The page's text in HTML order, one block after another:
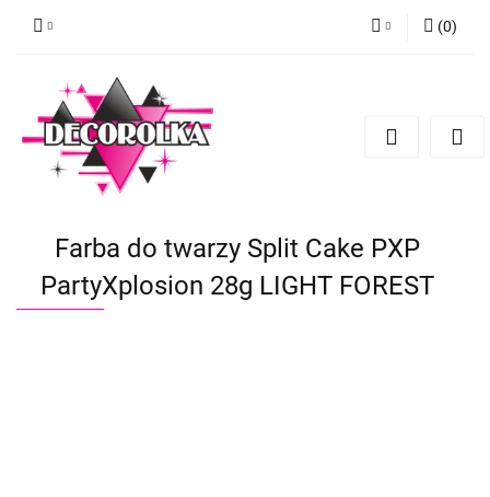
Dodaj zgłoszenie
(0)
Farba do twarzy Split Cake PXP
PartyXplosion 28g LIGHT FOREST